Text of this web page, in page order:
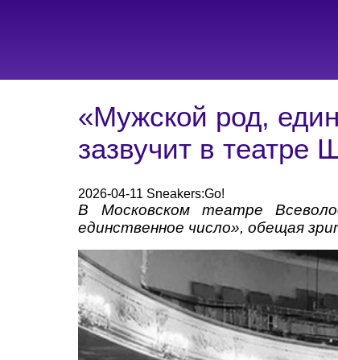
«Мужской род,
зазвучит в театре
2026-04-11 Sneakers:Go!
В Московском театре
единственное число», обещая